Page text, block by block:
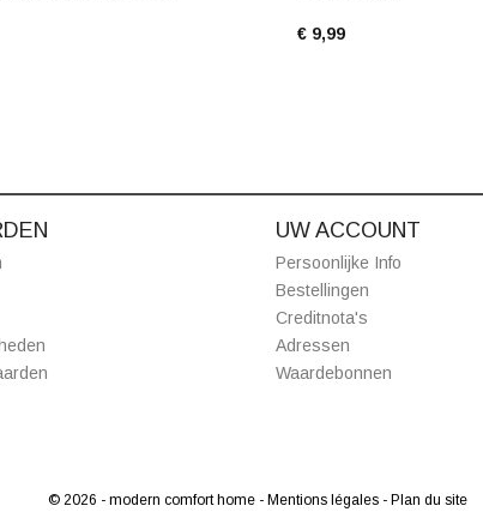
€ 9,99
UW ACCOUNT
Persoonlijke Info
Bestellingen
Creditnota's
Adressen
Waardebonnen
© 2026 - modern comfort home - Mentions légales - Plan du site